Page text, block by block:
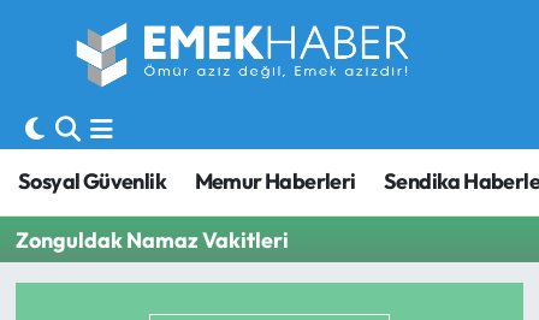
Sosyal Güvenlik Memur Haberleri Sendika
Zonguldak Namaz Vakitleri
Sosyal Güvenlik
Sendika
SORU-CEVAP
Hava Durumu
Trafik Durumu
Süper Lig Puan Durumu ve Fikstür